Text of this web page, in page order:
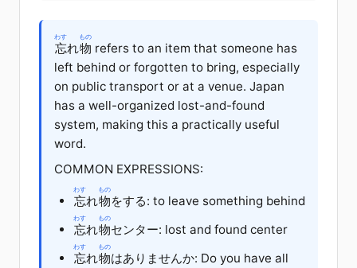
忘
わす
れ物
もの
refers to an item that someone has
left behind or forgotten to bring, especially
on public transport or at a venue. Japan
has a well-organized lost-and-found
system, making this a practically useful
word.
COMMON EXPRESSIONS:
忘
わす
れ物
もの
をする: to leave something behind
忘
わす
れ物
もの
センター: lost and found center
忘
わす
れ物
もの
はありませんか: Do you have all